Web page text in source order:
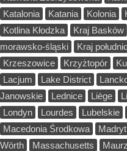
Katalonia
Katania Kolonia
Kotlina Kłodzka
Kraj Basków
morawsko-śląski
Kraj
Krzeszowice
Krzyżtopór
Lacjum
Lake District
Janowskie
Lednice Liège
Londyn
Lourdes Lubelskie
Macedonia Środkowa
Madryt
Wörth
Massachusetts